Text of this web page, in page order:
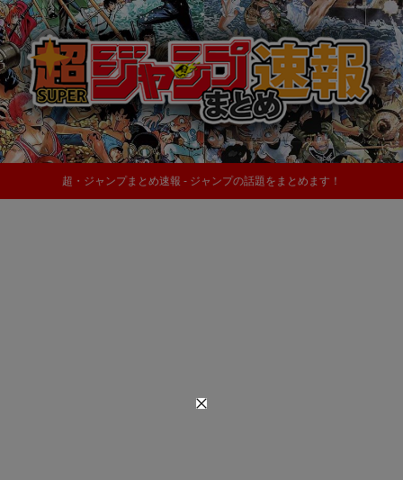
超・ジャンプまとめ速報 - ジャンプの話題をまとめます！